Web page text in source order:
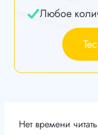
Любое
Нет времени